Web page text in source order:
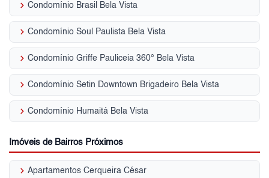
keyboard_arrow_right Condomínio Brasil Bela Vista
keyboard_arrow_right Condomínio Soul Paulista Bela Vista
keyboard_arrow_right Condomínio Griffe Pauliceia 360° Bela Vista
keyboard_arrow_right Condomínio Setin Downtown Brigadeiro Bela Vista
keyboard_arrow_right Condomínio Humaitá Bela Vista
Imóveis de Bairros Próximos
keyboard_arrow_right Apartamentos Cerqueira César